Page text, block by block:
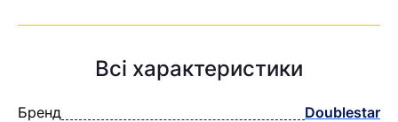
Всі характеристики
Бренд
Doublestar